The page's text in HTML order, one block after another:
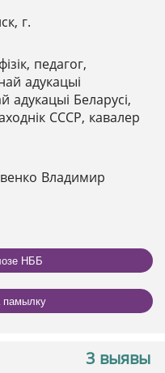
г.
педагог,
адукацыі
адукацыі Беларусі,
СССР, кавалер
Владимир
НББ
памылку
3 выявы